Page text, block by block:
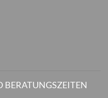
BERATUNGSZEITEN